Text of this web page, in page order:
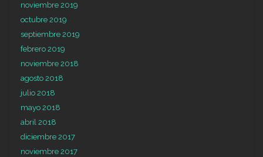
noviembre 2019
octubre 2019
septiembre 2019
febrero 2019
noviembre 2018
agosto 2018
julio 2018
mayo 2018
abril 2018
diciembre 2017
noviembre 2017